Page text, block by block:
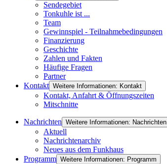
Sendegebiet
Tonkuhle ist ...
Team
Gewinnspiel - Teilnahmebedingungen
Finanzierung
Geschichte
Zahlen und Fakten
Häufige Fragen
Partner
Kontakt Weitere Informationen: Kontakt
Kontakt, Anfahrt & Öffnungszeiten
Mitschnitte
Nachrichten Weitere Informationen: Nachrichten
Aktuell
Nachrichtenarchiv
Neues aus dem Funkhaus
Programm Weitere Informationen: Programm